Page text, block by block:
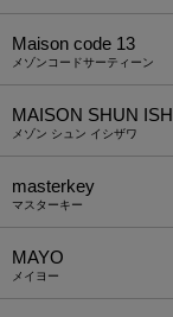
Maison code 13
メゾンコードサーティーン
MAISON SHUN
メゾン シュン イシザワ
masterkey
マスターキー
MAYO
メイヨー